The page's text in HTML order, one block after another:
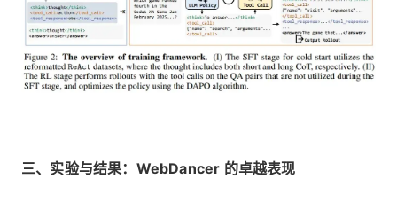
三、实验与结果：WebDancer 的卓越表现